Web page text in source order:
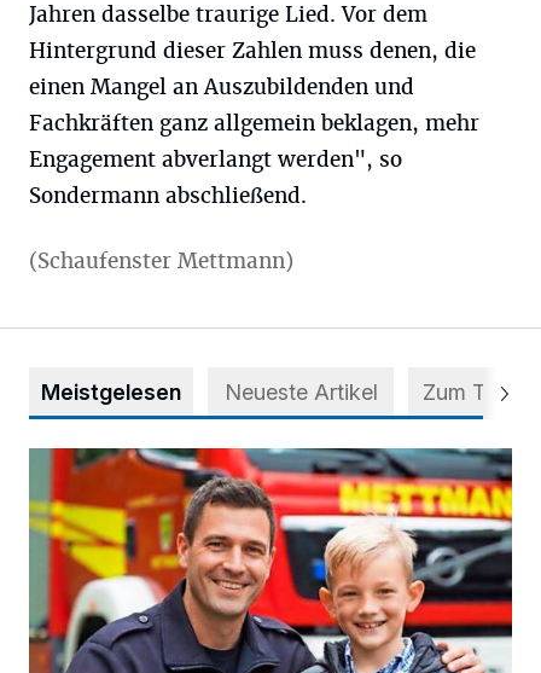
Jahren dasselbe traurige Lied. Vor dem
Hintergrund dieser Zahlen muss denen, die
einen Mangel an Auszubildenden und
Fachkräften ganz allgemein beklagen, mehr
Engagement abverlangt werden", so
Sondermann abschließend.
(Schaufenster Mettmann)
Meistgelesen Neueste Artikel Zum Thema
Kinderschutz: Im Ernstfall schnell und richtig handeln